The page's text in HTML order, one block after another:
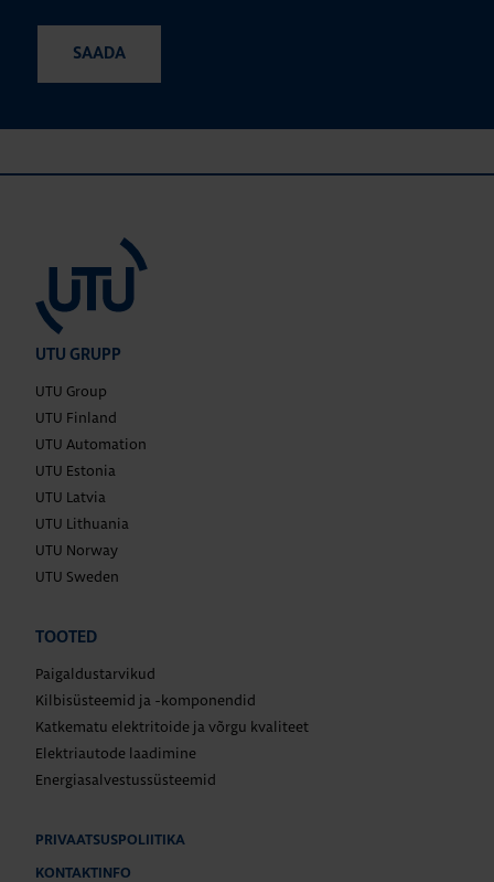
UTU GRUPP
UTU Group
UTU Finland
UTU Automation
UTU Estonia
UTU Latvia
UTU Lithuania
UTU Norway
UTU Sweden
TOOTED
Paigaldustarvikud
Kilbisüsteemid ja -komponendid
Katkematu elektritoide ja võrgu kvaliteet
Elektriautode laadimine
Energiasalvestussüsteemid
PRIVAATSUSPOLIITIKA
KONTAKTINFO